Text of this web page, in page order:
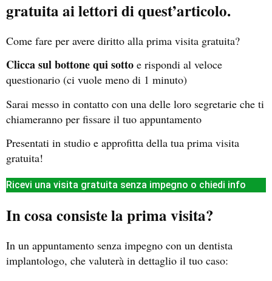
gratuita ai lettori di quest’articolo.
Come fare per avere diritto alla prima visita gratuita?
Clicca sul bottone qui sotto e rispondi al veloce
questionario (ci vuole meno di 1 minuto)
Sarai messo in contatto con una delle loro segretarie che ti
chiameranno per fissare il tuo appuntamento
Presentati in studio e approfitta della tua prima visita
gratuita!
Ricevi una visita gratuita senza impegno o chiedi info
In cosa consiste la prima visita?
In un appuntamento senza impegno con un dentista
implantologo, che valuterà in dettaglio il tuo caso: